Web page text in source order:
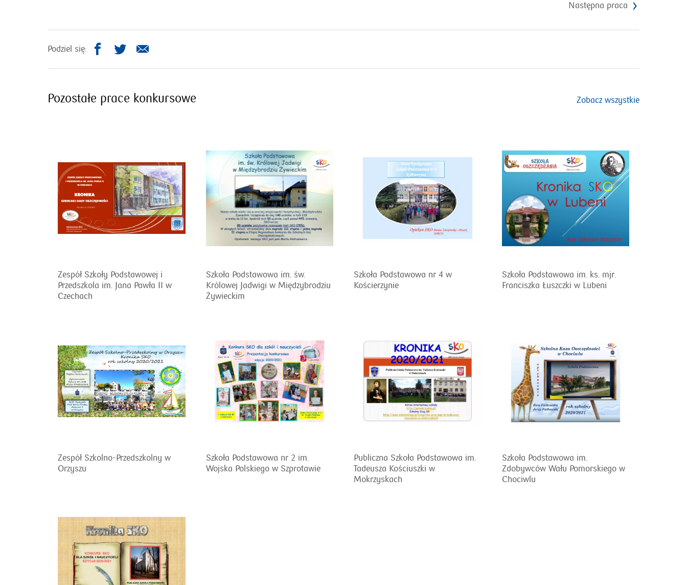
Następna praca
Podziel się:
otworzy
w
oknie
otworzy
w
oknie
Pozostałe prace konkursowe Zobacz wszystkie
Zespół Szkoły Podstawowej i
Przedszkola im. Jana Pawła II w
Czechach
Szkoła Podstawowa im. św.
Królowej Jadwigi w Międzybrodziu
Żywieckim
Szkoła Podstawowa nr 4 w
Kościerzynie
Szkoła Podstawowa im. ks. mjr.
Franciszka Łuszczki w Lubeni
Zespół Szkolno-Przedszkolny w
Orzyszu
Szkoła Podstawowa nr 2 im.
Wojska Polskiego w Szprotawie
Publiczna Szkoła Podstawowa im.
Tadeusza Kościuszki w
Mokrzyskach
Szkoła Podstawowa im.
Zdobywców Wału Pomorskiego w
Chociwlu